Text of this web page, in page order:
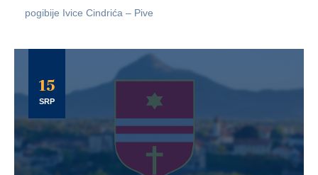
pogibije Ivice Cindrića – Pive
15
SRP